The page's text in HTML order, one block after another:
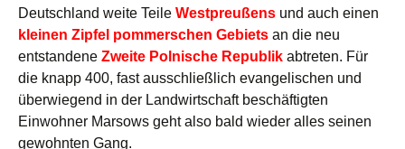
Deutschland weite Teile Westpreußens und auch einen
kleinen Zipfel pommerschen Gebiets an die neu
entstandene Zweite Polnische Republik abtreten. Für
die knapp 400, fast ausschließlich evangelischen und
überwiegend in der Landwirtschaft beschäftigten
Einwohner Marsows geht also bald wieder alles seinen
gewohnten Gang.